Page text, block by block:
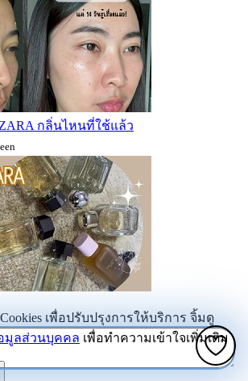
กลิ่นไหนที่ใช้แล้ว
เพื่อปรับปรุงการให้บริการ จิ้มดู
มูลส่วนบุคคล เพื่อทำความเข้าใจเพิ่มเติม